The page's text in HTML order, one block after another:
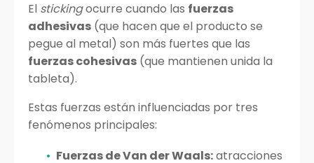
El stickingocurre cuando las fuerzas
adhesivas (que hacen que el producto se
pegue al metal) son más fuertes que las
fuerzas cohesivas (que mantienen unida la
tableta).
Estas fuerzas están influenciadas por tres
fenómenos principales:
Fuerzas de Van der Waals:atracciones